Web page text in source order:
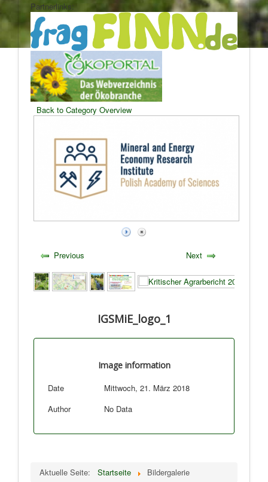
Partnerlinks:
Back to Category Overview
Previous Next
IGSMiE_logo_1
Image information
Date
Mittwoch, 21. März 2018
Author
No Data
Aktuelle Seite: Startseite Bildergalerie